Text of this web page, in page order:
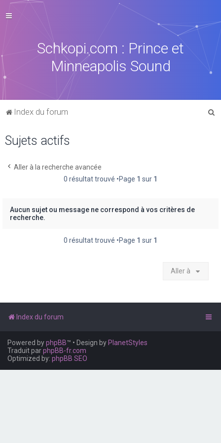
Schkopi.com : Prince et
Minneapolis Sound
Index du forum
Sujets actifs
Aller à la recherche avancée
0 résultat trouvé •Page 1 sur 1
Aucun sujet ou message ne correspond à vos critères de
recherche.
0 résultat trouvé •Page 1 sur 1
Aller à
Index du forum
Powered byphpBB™ • Design by PlanetStyles
Traduit parphpBB-fr.com
Optimized by: phpBB SEO